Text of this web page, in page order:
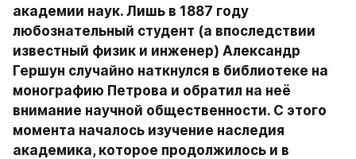
академии наук. Лишь в 1887 году
любознательный студент (а впоследствии
известный физик и инженер) Александр
Гершун случайно наткнулся в библиотеке на
монографию Петрова и обратил на неё
внимание научной общественности. С этого
момента началось изучение наследия
академика, которое продолжилось и в